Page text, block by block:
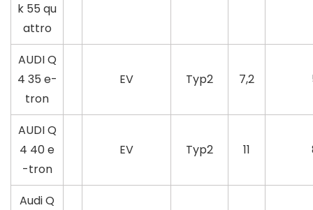
k 55 qu
attro
AUDI Q
4 35 e-
tron
EV Typ2 7,2
AUDI Q
4 40 e
-tron
EV Typ2 11
Audi Q